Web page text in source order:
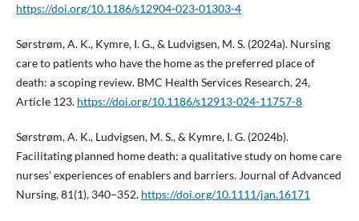
https://doi.org/10.1186/s12904-023-01303-4
Sørstrøm, A. K., Kymre, I. G., & Ludvigsen, M. S. (2024a). Nursing
care to patients who have the home as the preferred place of
death: a scoping review. BMC Health Services Research, 24,
Article 123. https://doi.org/10.1186/s12913-024-11757-8
Sørstrøm, A. K., Ludvigsen, M. S., & Kymre, I. G. (2024b).
Facilitating planned home death: a qualitative study on home care
nurses' experiences of enablers and barriers. Journal of Advanced
Nursing, 81(1), 340–352. https://doi.org/10.1111/jan.16171